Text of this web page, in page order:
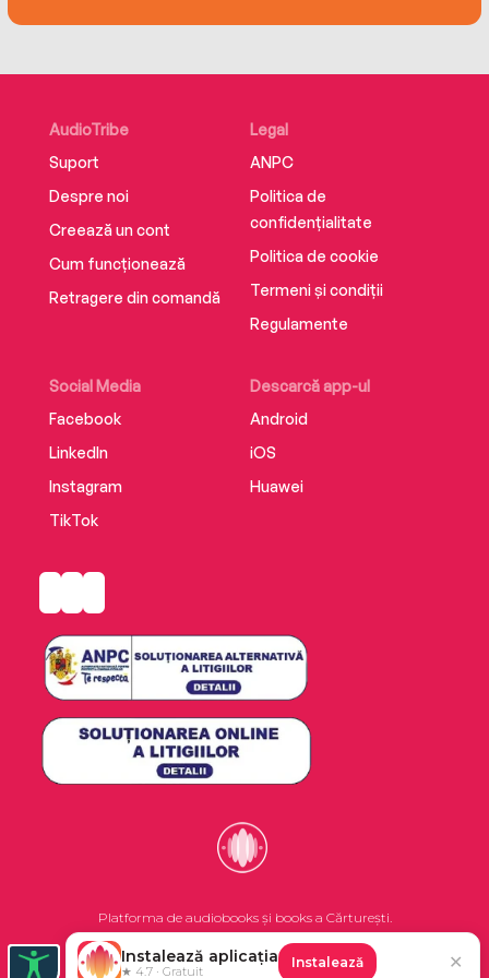
AudioTribe
Suport
Despre noi
Creează un cont
Cum funcționează
Retragere din comandă
Social Media
Facebook
LinkedIn
Instagram
TikTok
Descarcă app-ul
Android
iOS
Huawei
Legal
ANPC
Politica de
confidențialitate
Politica de cookie
Termeni și condiții
Regulamente
Platforma de audiobooks și books a Cărturești.
©2026 Nemo EPG SRL. Toate drepturile rezervate.
Instalează aplicația
★ 4.7 · Gratuit
Instalează ✕